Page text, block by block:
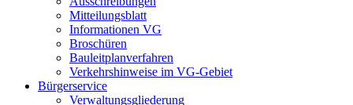
Mitteilungsblatt
Informationen VG
Broschüren
Bauleitplanverfahren
Verkehrshinweise im VG-Gebiet
Bürgerservice
Verwaltungsgliederung